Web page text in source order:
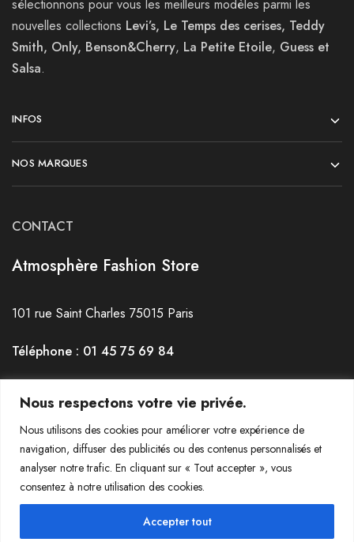
Nous respectons votre vie privée.
Nous utilisons des cookies pour améliorer votre expérience de
navigation, diffuser des publicités ou des contenus personnalisés et
analyser notre trafic. En cliquant sur « Tout accepter », vous
consentez à notre utilisation des cookies.
Accepter tout
sélectionnons pour vous les meilleurs modèles parmi les
nouvelles collections Levi’s, Le Temps des cerises, Teddy
Smith, Only, Benson&Cherry, La Petite Etoile, Guess et
Salsa.
INFOS
NOS MARQUES
CONTACT
Atmosphère Fashion Store
101 rue Saint Charles 75015 Paris
Téléphone : 01 45 75 69 84
Horaires : du mardi au Samedi de 12h30 à 19h30